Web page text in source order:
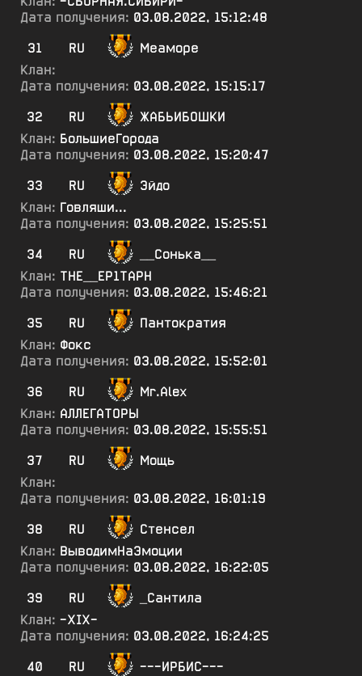
Дата получения: 03.08.2022, 15:12:48
31
RU
Меаморе
Клан:
Дата получения: 03.08.2022, 15:15:17
32
RU
ЖАБЬИБОШКИ
Клан: БольшиеГорода
Дата получения: 03.08.2022, 15:20:47
33
RU
Эйдо
Клан: Говляши...
Дата получения: 03.08.2022, 15:25:51
34
RU
__Сонька__
Клан: ТНЕ__ЕР1ТАРН
Дата получения: 03.08.2022, 15:46:21
35
RU
Пантократия
Клан: Фокс
Дата получения: 03.08.2022, 15:52:01
36
RU
Mr.Alex
Клан: АЛЛЕГАТОРЫ
Дата получения: 03.08.2022, 15:55:51
37
RU
Мощь
Клан:
Дата получения: 03.08.2022, 16:01:19
38
RU
Стенсел
Клан: ВыводимНаЭмоции
Дата получения: 03.08.2022, 16:22:05
39
RU
_Сантила
Клан: -XIX-
Дата получения: 03.08.2022, 16:24:25
40
RU
---ИРБИС---